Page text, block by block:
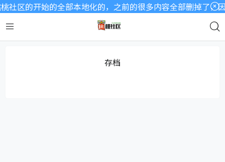
社区的开始的全部本地化的，之前的很多内容全部删掉了，
存档